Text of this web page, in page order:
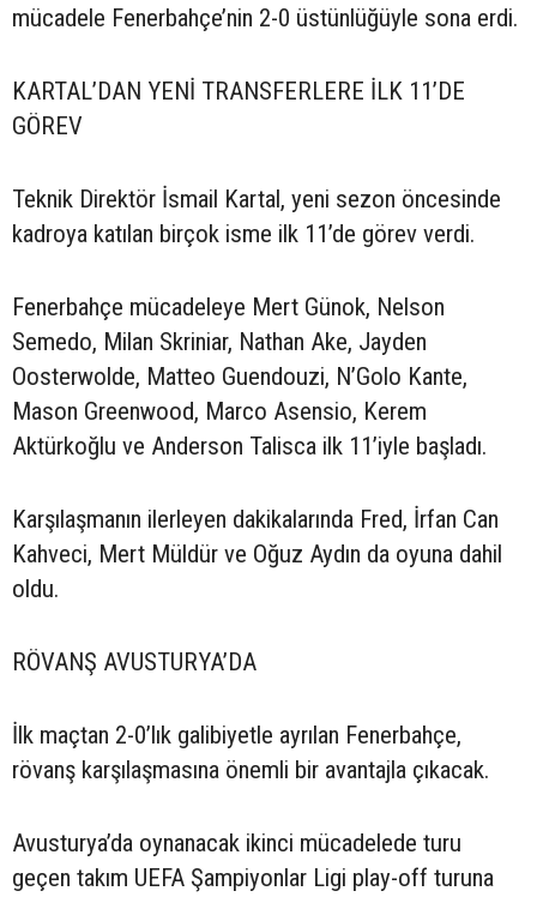
mücadele Fenerbahçe’nin 2-0 üstünlüğüyle sona erdi.
KARTAL’DAN YENİ TRANSFERLERE İLK 11’DE
GÖREV
Teknik Direktör İsmail Kartal, yeni sezon öncesinde
kadroya katılan birçok isme ilk 11’de görev verdi.
Fenerbahçe mücadeleye Mert Günok, Nelson
Semedo, Milan Skriniar, Nathan Ake, Jayden
Oosterwolde, Matteo Guendouzi, N’Golo Kante,
Mason Greenwood, Marco Asensio, Kerem
Aktürkoğlu ve Anderson Talisca ilk 11’iyle başladı.
Karşılaşmanın ilerleyen dakikalarında Fred, İrfan Can
Kahveci, Mert Müldür ve Oğuz Aydın da oyuna dahil
oldu.
RÖVANŞ AVUSTURYA’DA
İlk maçtan 2-0’lık galibiyetle ayrılan Fenerbahçe,
rövanş karşılaşmasına önemli bir avantajla çıkacak.
Avusturya’da oynanacak ikinci mücadelede turu
geçen takım UEFA Şampiyonlar Ligi play-off turuna